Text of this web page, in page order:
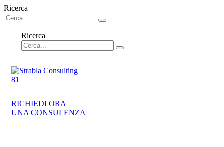
Ricerca
Ricerca
RICHIEDI ORA
UNA CONSULENZA